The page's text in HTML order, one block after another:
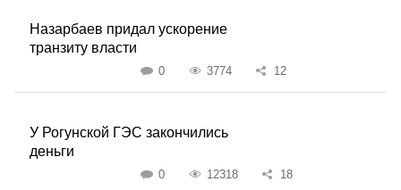
Назарбаев придал ускорение
транзиту власти
0 3774 12
У Рогунской ГЭС закончились
деньги
0 12318 18